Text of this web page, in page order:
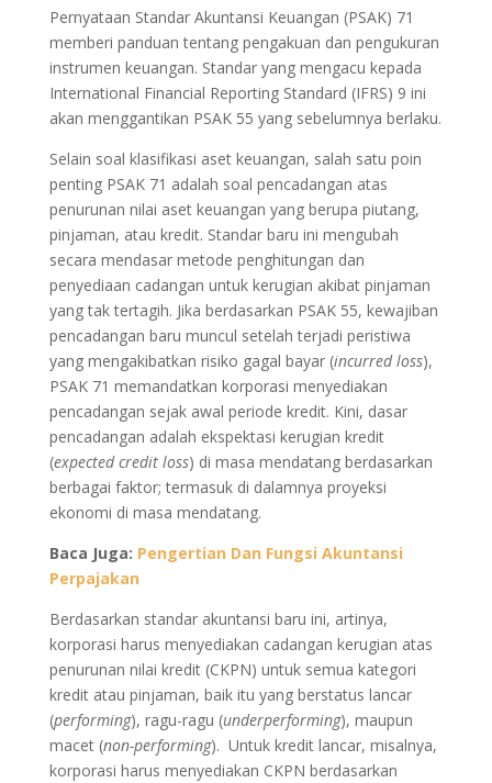
Pernyataan Standar Akuntansi Keuangan (PSAK) 71
memberi panduan tentang pengakuan dan pengukuran
instrumen keuangan. Standar yang mengacu kepada
International Financial Reporting Standard (IFRS) 9 ini
akan menggantikan PSAK 55 yang sebelumnya berlaku.
Selain soal klasifikasi aset keuangan, salah satu poin
penting PSAK 71 adalah soal pencadangan atas
penurunan nilai aset keuangan yang berupa piutang,
pinjaman, atau kredit. Standar baru ini mengubah
secara mendasar metode penghitungan dan
penyediaan cadangan untuk kerugian akibat pinjaman
yang tak tertagih. Jika berdasarkan PSAK 55, kewajiban
pencadangan baru muncul setelah terjadi peristiwa
yang mengakibatkan risiko gagal bayar (incurred loss),
PSAK 71 memandatkan korporasi menyediakan
pencadangan sejak awal periode kredit. Kini, dasar
pencadangan adalah ekspektasi kerugian kredit
(expected credit loss) di masa mendatang berdasarkan
berbagai faktor; termasuk di dalamnya proyeksi
ekonomi di masa mendatang.
Baca Juga: Pengertian Dan Fungsi Akuntansi
Perpajakan
Berdasarkan standar akuntansi baru ini, artinya,
korporasi harus menyediakan cadangan kerugian atas
penurunan nilai kredit (CKPN) untuk semua kategori
kredit atau pinjaman, baik itu yang berstatus lancar
(performing), ragu-ragu (underperforming), maupun
macet (non-performing). Untuk kredit lancar, misalnya,
korporasi harus menyediakan CKPN berdasarkan